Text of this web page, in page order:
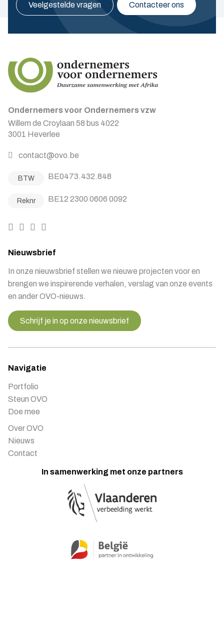
Veelgestelde vragen Contacteer ons
Ondernemers voor Ondernemers vzw
Willem de Croylaan 58 bus 4022
3001 Heverlee
contact@ovo.be
BTW BE0473.432.848
Reknr BE12 2300 0606 0092
Nieuwsbrief
In onze nieuwsbrief stellen we nieuwe projecten voor en
brengen we inspirerende verhalen, verslag van onze events
en ander OVO-nieuws.
Schrijf je in op onze nieuwsbrief
Navigatie
Portfolio
Steun OVO
Doe mee
Over OVO
Nieuws
Contact
In samenwerking met onze partners